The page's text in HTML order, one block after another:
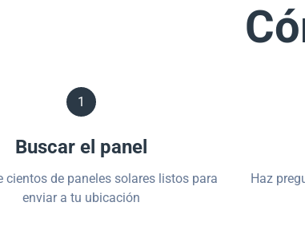
1
Buscar el panel
cientos de paneles solares listos para
enviar a tu ubicación
Haz